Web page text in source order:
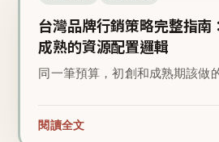
台灣品牌行銷策略完整指南
成熟的資源配置邏輯
同一筆預算，初創和成熟期該做
閱讀全文